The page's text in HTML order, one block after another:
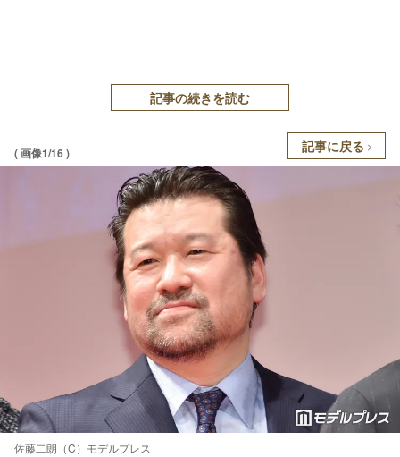
記事の続きを読む
( 画像1/16 ) 記事に戻る
佐藤二朗（C）モデルプレス